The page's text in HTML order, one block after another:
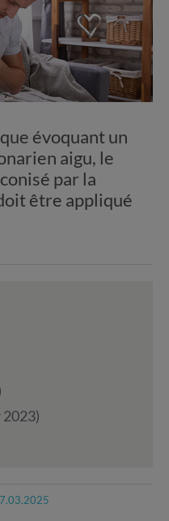
évoquant un
aigu, le
par la
être appliqué
2023)